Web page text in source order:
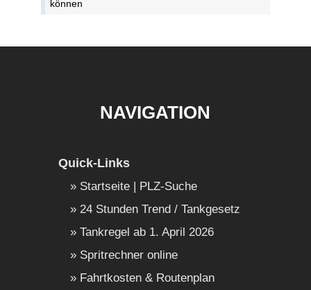
können
NAVIGATION
Quick-Links
Startseite | PLZ-Suche
24 Stunden Trend / Tankgesetz
Tankregel ab 1. April 2026
Spritrechner online
Fahrtkosten & Routenplan